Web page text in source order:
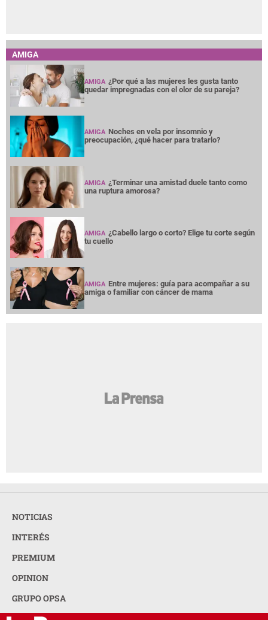
AMIGA
AMIGA ¿Por qué a las mujeres les gusta tanto
quedar impregnadas con el olor de su pareja?
AMIGA Noches en vela por insomnio y
preocupación, ¿qué hacer para tratarlo?
AMIGA ¿Terminar una amistad duele tanto como
una ruptura amorosa?
AMIGA ¿Cabello largo o corto? Elige tu corte según
tu cuello
AMIGA Entre mujeres: guía para acompañar a su
amiga o familiar con cáncer de mama
NOTICIAS
INTERÉS
PREMIUM
OPINION
GRUPO OPSA